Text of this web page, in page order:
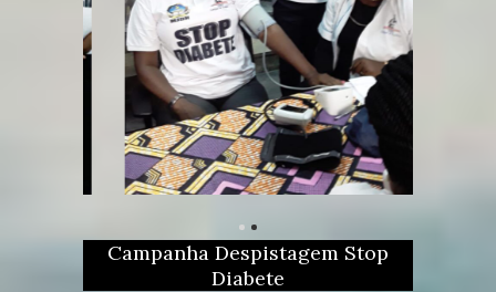
Campanha Despistagem Stop
Diabete